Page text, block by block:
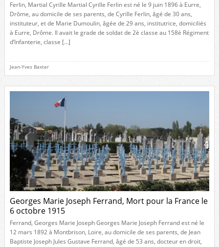
Ferlin, Martial Cyrille Martial Cyrille Ferlin est né le 9 juin 1896 à Eurre,
Drôme, au domicile de ses parents, de Cyrille Ferlin, âgé de 30 ans,
instituteur, et de Marie Dumoulin, âgée de 29 ans, institutrice, domiciliés
à Eurre, Drôme. Il avait le grade de soldat de 2è classe au 158è Régiment
d’Infanterie, classe […]
Jean-Yves Baxter
Georges Marie Joseph Ferrand, Mort pour la France le
6 octobre 1915
Ferrand, Georges Marie Joseph Georges Marie Joseph Ferrand est né le
12 mars 1892 à Montbrison, Loire, au domicile de ses parents, de Jean
Baptiste Joseph Jules Gustave Ferrand, âgé de 53 ans, docteur en droit,